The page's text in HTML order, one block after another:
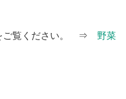
ご覧ください。 ⇒ 野菜